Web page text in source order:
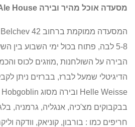
מסעדה אוכל מהיר ובירה House
המסעדה ממוקמת ברחוב 42
הבירה על השולחנות ,מוזגים לכוס
הדיגיטלי שמעל לברז, בברזים ניתן
Hellе Weisse ובירה מסוג Hobgoblin
בבקבוקים מצ'כיה, אנגליה, גרמניה,
חריפים כמו : בורבון, קוניאק, וודקה